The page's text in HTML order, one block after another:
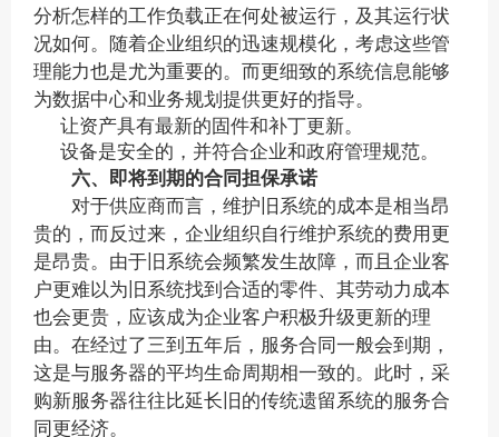
分析怎样的工作负载正在何处被运行，及其运行状
况如何。随着企业组织的迅速规模化，考虑这些管
理能力也是尤为重要的。而更细致的系统信息能够
为数据中心和业务规划提供更好的指导。
让资产具有最新的固件和补丁更新。
设备是安全的，并符合企业和政府管理规范。
六、即将到期的合同担保承诺
对于供应商而言，维护旧系统的成本是相当昂
贵的，而反过来，企业组织自行维护系统的费用更
是昂贵。由于旧系统会频繁发生故障，而且企业客
户更难以为旧系统找到合适的零件、其劳动力成本
也会更贵，应该成为企业客户积极升级更新的理
由。在经过了三到五年后，服务合同一般会到期，
这是与服务器的平均生命周期相一致的。此时，采
购新服务器往往比延长旧的传统遗留系统的服务合
同更经济。